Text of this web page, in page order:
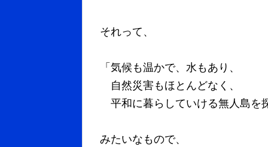
それって、
「気候も温かで、水もあり、
自然災害もほとんどなく、
平和に暮らしていける無人島を
みたいなもので、